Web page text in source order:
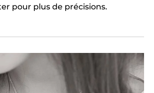
pour plus de précisions.